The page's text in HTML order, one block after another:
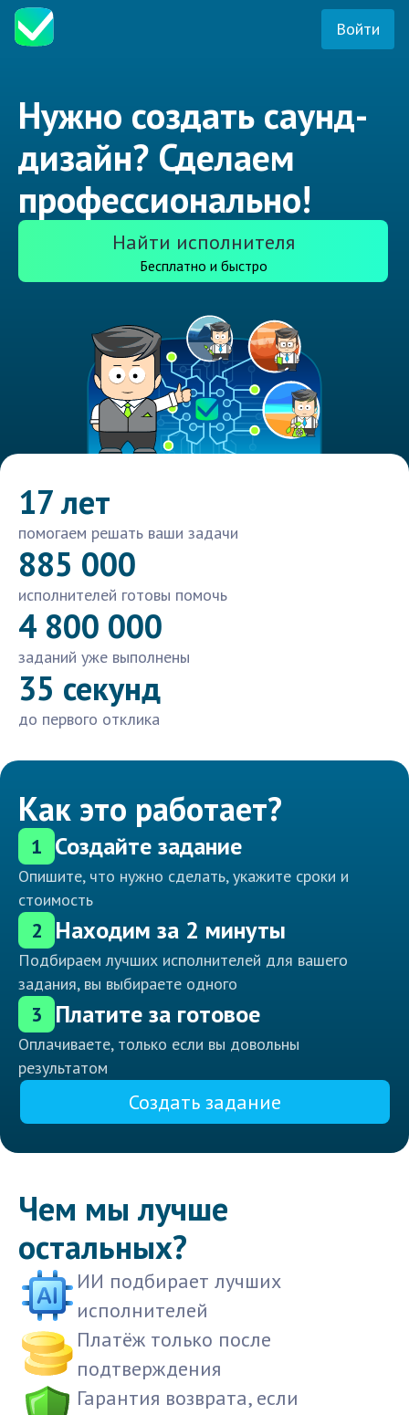
Войти
Нужно создать саунд-
дизайн? Сделаем
профессионально!
Найти исполнителя
Бесплатно и быстро
17 лет
помогаем решать ваши задачи
885 000
исполнителей готовы помочь
4 800 000
заданий уже выполнены
35 секунд
до первого отклика
Как это работает?
1 Создайте задание
Опишите, что нужно сделать, укажите сроки и
стоимость
2 Находим за 2 минуты
Подбираем лучших исполнителей для вашего
задания, вы выбираете одного
3 Платите за готовое
Оплачиваете, только если вы довольны
результатом
Создать задание
Чем мы лучше
остальных?
ИИ подбирает лучших
исполнителей
Платёж только после
подтверждения
Гарантия возврата, если